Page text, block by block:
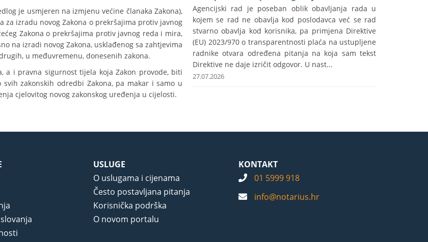
je usmjeren na izmjenu većine članaka Zakona),
izradu novog Zakona o prekršajima protiv javnog
Zakona o prekršajima protiv javnog reda i mira,
na izradi novog Zakona, usklađenog sa zahtjevima
u međuvremenu, donesenih zakona.
a i pravna sigurnost tijela koja Zakon provode, biti
zakonskih odredbi Zakona, pa makar i samo u
cjelovitog novog zakonskog uređenja u cijelosti.
Agencijski rad je poseban oblik obavljanja rada u
kojem se rad ne obavlja kod poslodavca već se rad
stvarno obavlja kod korisnika, pa primjena Direktive
(EU) 2023/970 o transparentnosti plaća na ustupljene
radnike otvara određena pitanja na koja sam tekst
Direktive ne daje izričit odgovor. U nast...
27.07.2026
USLUGE
O uslugama i cijenama
Često postavljana pitanja
Korisnička podrška
O novom portalu
KONTAKT
01 5999 918
info@notarius.hr